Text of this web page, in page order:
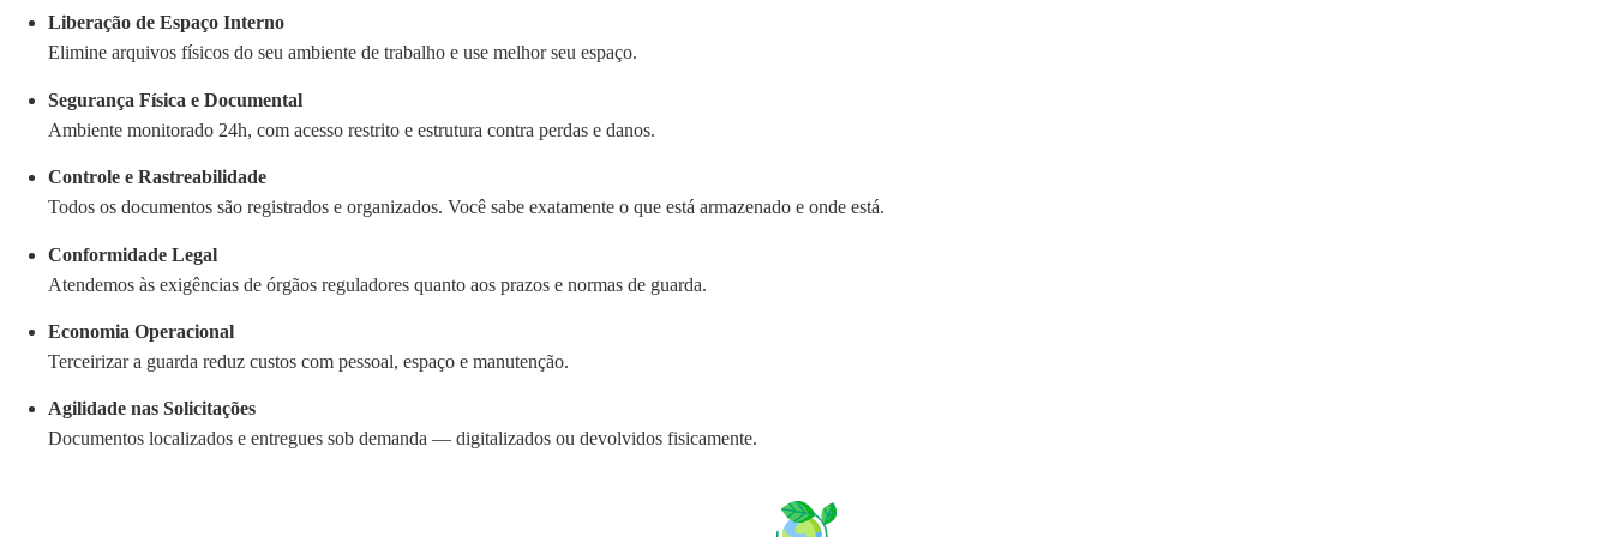
Liberação de Espaço Interno
Elimine arquivos físicos do seu ambiente de trabalho e use melhor seu espaço.
Segurança Física e Documental
Ambiente monitorado 24h, com acesso restrito e estrutura contra perdas e danos.
Controle e Rastreabilidade
Todos os documentos são registrados e organizados. Você sabe exatamente o que está armazenado e onde está.
Conformidade Legal
Atendemos às exigências de órgãos reguladores quanto aos prazos e normas de guarda.
Economia Operacional
Terceirizar a guarda reduz custos com pessoal, espaço e manutenção.
Agilidade nas Solicitações
Documentos localizados e entregues sob demanda — digitalizados ou devolvidos fisicamente.